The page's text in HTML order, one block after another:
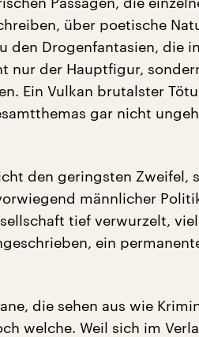
über poetische
den Drogenfantasien, die
nur der Hauptfigur,
Ein Vulkan brutalster
gar nicht
den geringsten Zweifel,
männlicher
tief verwurzelt,
ein
die sehen aus wie
welche. Weil sich im